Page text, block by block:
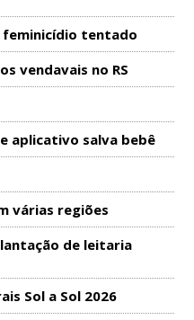
feminicídio tentado
vendavais no RS
aplicativo salva bebê
várias regiões
de leitaria
Sol a Sol 2026